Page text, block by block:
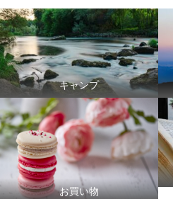
キャンプ
お買い物